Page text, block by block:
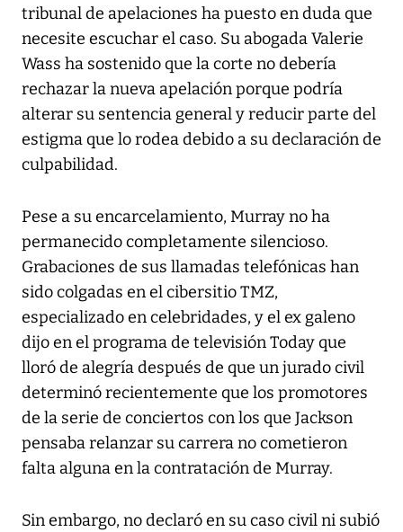
tribunal de apelaciones ha puesto en duda que
necesite escuchar el caso. Su abogada Valerie
Wass ha sostenido que la corte no debería
rechazar la nueva apelación porque podría
alterar su sentencia general y reducir parte del
estigma que lo rodea debido a su declaración de
culpabilidad.
Pese a su encarcelamiento, Murray no ha
permanecido completamente silencioso.
Grabaciones de sus llamadas telefónicas han
sido colgadas en el cibersitio TMZ,
especializado en celebridades, y el ex galeno
dijo en el programa de televisión Today que
lloró de alegría después de que un jurado civil
determinó recientemente que los promotores
de la serie de conciertos con los que Jackson
pensaba relanzar su carrera no cometieron
falta alguna en la contratación de Murray.
Sin embargo, no declaró en su caso civil ni subió